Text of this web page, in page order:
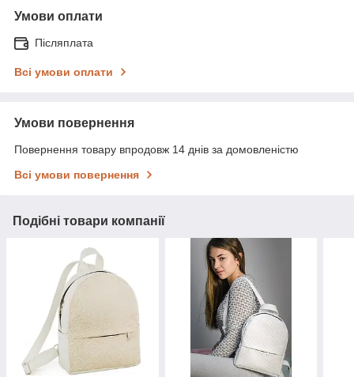
Умови оплати
Післяплата
Всі умови оплати
Умови повернення
Повернення товару впродовж 14 днів за домовленістю
Всі умови повернення
Подібні товари компанії